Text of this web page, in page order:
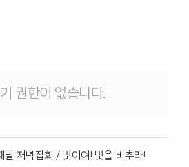
권한이 없습니다.
저녁집회 / 빛이여! 빛을 비추라!